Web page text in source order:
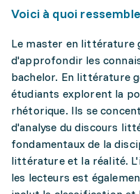
Voici à quoi
Le master en littérature
d'approfondir les
bachelor. En littérature
étudiants explorent la
rhétorique. Ils se
d'analyse du discours
fondamentaux de la
littérature et la réalité.
les lecteurs est